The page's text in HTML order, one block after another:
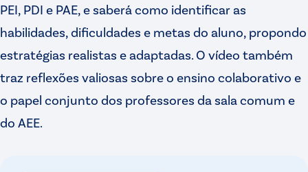
PEI, PDI e PAE, e saberá como identificar as
habilidades, dificuldades e metas do aluno, propondo
estratégias realistas e adaptadas. O vídeo também
traz reflexões valiosas sobre o ensino colaborativo e
o papel conjunto dos professores da sala comum e
do AEE.